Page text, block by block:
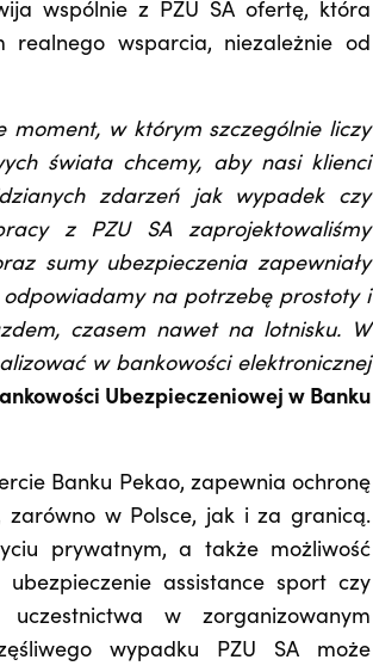
wspólnie z PZU SA ofertę, która
wsparcia, niezależnie od
moment, w którym szczególnie liczy
świata chcemy, aby nasi klienci
zdarzeń jak wypadek czy
z PZU SA zaprojektowaliśmy
sumy ubezpieczenia zapewniały
odpowiadamy na potrzebę prostoty i
czasem nawet na lotnisku. W
w bankowości elektronicznej
Ubezpieczeniowej w Banku
Banku Pekao, zapewnia ochronę
zarówno w Polsce, jak i za granicą.
prywatnym, a także możliwość
assistance sport czy
w zorganizowanym
wypadku PZU SA może